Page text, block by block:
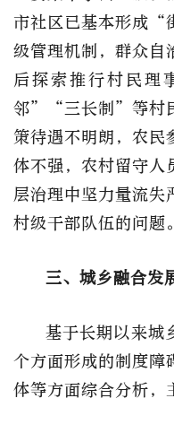
市社区已基本形成
级管理机制，群众自
后探索推行村民理
邻”“三长制”等村
策待遇不明朗，农民
体不强，农村留守人
层治理中坚力量流失
村级干部队伍的问题。
三、城乡融合发
基于长期以来城
个方面形成的制度障
体等方面综合分析，